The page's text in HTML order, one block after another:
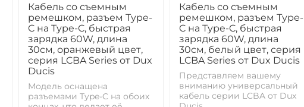
Кабель со съемным
ремешком, разъем Type-
C на Type-C, быстрая
зарядка 60W, длина
30см, оранжевый цвет,
серия LCBA Series от Dux
Ducis
Модель оснащена
разъемами Type-C на обоих
Кабель со съемным
ремешком, разъем Type-
C на Type-C, быстрая
зарядка 60W, длина
30см, белый цвет, серия
LCBA Series от Dux Ducis
Представляем вашему
вниманию универсальный
кабель серии LCBA от Dux